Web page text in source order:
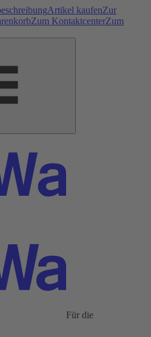
Artikel kaufenZur
Zum KontaktcenterZum
Für die